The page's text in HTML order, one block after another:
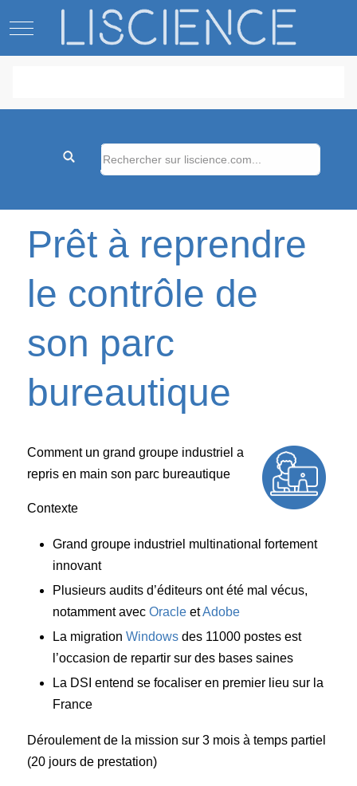
Mobile Menu Toggle
Prêt à reprendre
le contrôle de
son parc
bureautique
Comment un grand groupe industriel a
repris en main son parc bureautique
Contexte
Grand groupe industriel multinational fortement
innovant
Plusieurs audits d’éditeurs ont été mal vécus,
notamment avecOracle etAdobe
La migrationWindows des 11000 postes est
l’occasion de repartir sur des bases saines
La DSI entend se focaliser en premier lieu sur la
France
Déroulement de la mission sur 3 mois à temps partiel
(20 jours de prestation)